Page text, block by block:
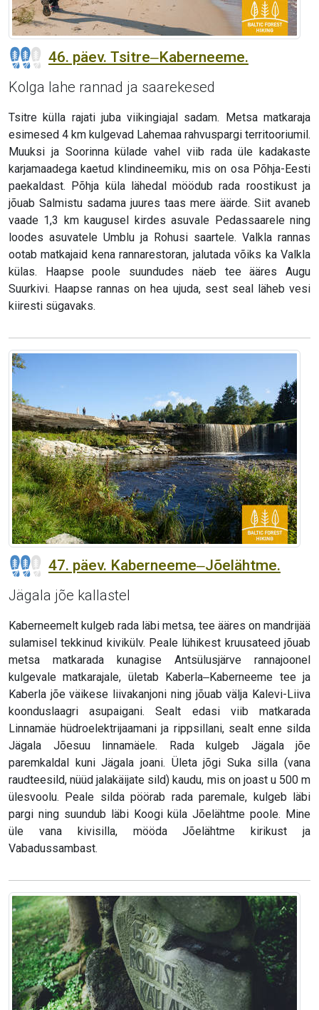
46. päev. Tsitre‒Kaberneeme.
Kolga lahe rannad ja saarekesed
Tsitre külla rajati juba viikingiajal sadam. Metsa matkaraja
esimesed 4 km kulgevad Lahemaa rahvuspargi territooriumil.
Muuksi ja Soorinna külade vahel viib rada üle kadakaste
karjamaadega kaetud klindineemiku, mis on osa Põhja-Eesti
paekaldast. Põhja küla lähedal möödub rada roostikust ja
jõuab Salmistu sadama juures taas mere äärde. Siit avaneb
vaade 1,3 km kaugusel kirdes asuvale Pedassaarele ning
loodes asuvatele Umblu ja Rohusi saartele. Valkla rannas
ootab matkajaid kena rannarestoran, jalutada võiks ka Valkla
külas. Haapse poole suundudes näeb tee ääres Augu
Suurkivi. Haapse rannas on hea ujuda, sest seal läheb vesi
kiiresti sügavaks.
47. päev. Kaberneeme‒Jõelähtme.
Jägala jõe kallastel
Kaberneemelt kulgeb rada läbi metsa, tee ääres on mandrijää
sulamisel tekkinud kivikülv. Peale lühikest kruusateed jõuab
metsa matkarada kunagise Antsülusjärve rannajoonel
kulgevale matkarajale, ületab Kaberla‒Kaberneeme tee ja
Kaberla jõe väikese liivakanjoni ning jõuab välja Kalevi-Liiva
koonduslaagri asupaigani. Sealt edasi viib matkarada
Linnamäe hüdroelektrijaamani ja rippsillani, sealt enne silda
Jägala Jõesuu linnamäele. Rada kulgeb Jägala jõe
paremkaldal kuni Jägala joani. Ületa jõgi Suka silla (vana
raudteesild, nüüd jalakäijate sild) kaudu, mis on joast u 500 m
ülesvoolu. Peale silda pöörab rada paremale, kulgeb läbi
pargi ning suundub läbi Koogi küla Jõelähtme poole. Mine
üle vana kivisilla, mööda Jõelähtme kirikust ja
Vabadussambast.